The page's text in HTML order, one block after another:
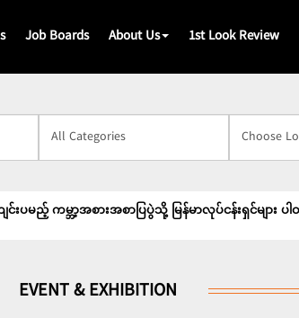
Job Boards About Us 1st Look Review
းပမည့် ကမ္ဘာ့အစားအစာပြပွဲသို့ မြန်မာလုပ်ငန်းရှင်များ
EVENT & EXHIBITION